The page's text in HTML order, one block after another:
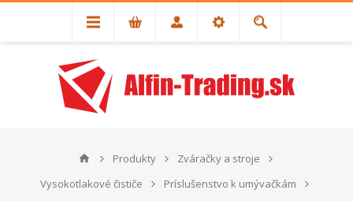
Produkty
Zváračky a stroje
Vysokotlakové čističe
Príslušenstvo k umývačkám